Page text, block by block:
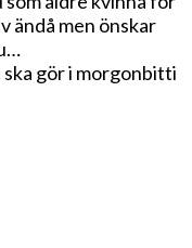
ändå men önskar
gör i morgonbitti